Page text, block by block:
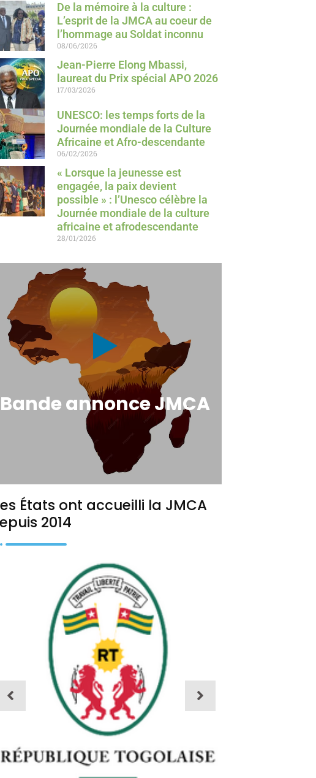
De la mémoire à la culture :
L’esprit de la JMCA au coeur de
l’hommage au Soldat inconnu
08/06/2026
Jean-Pierre Elong Mbassi,
laureat du Prix spécial APO 2026
17/03/2026
UNESCO: les temps forts de la
Journée mondiale de la Culture
Africaine et Afro-descendante
06/02/2026
« Lorsque la jeunesse est
engagée, la paix devient
possible » : l’Unesco célèbre la
Journée mondiale de la culture
africaine et afrodescendante
28/01/2026
Bande annonce JMCA
États ont accueilli la JMCA
2014